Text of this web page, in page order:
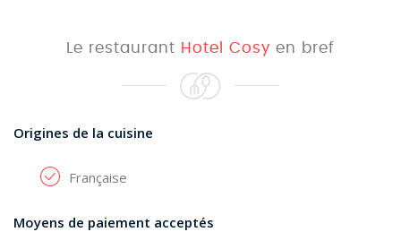
Le restaurant Hotel Cosy en bref
Origines de la cuisine
Française
Moyens de paiement acceptés